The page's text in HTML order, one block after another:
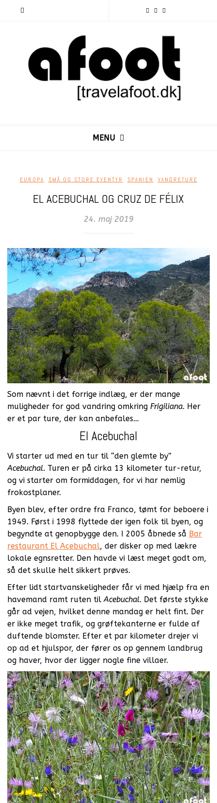
MENU
EUROPA SMÅ OG STORE EVENTYR SPANIEN VANDRETURE
EL ACEBUCHAL OG CRUZ DE FÉLIX
24. maj 2019
Som nævnt i det forrige indlæg, er der mange
muligheder for god vandring omkring Frigiliana. Her
er et par ture, der kan anbefales…
El Acebuchal
Vi starter ud med en tur til “den glemte by”
Acebuchal. Turen er på cirka 13 kilometer tur-retur,
og vi starter om formiddagen, for vi har nemlig
frokostplaner.
Byen blev, efter ordre fra Franco, tømt for beboere i
1949. Først i 1998 flyttede der igen folk til byen, og
begyndte at genopbygge den. I 2005 åbnede så Bar
restaurant El Acebuchal, der disker op med lækre
lokale egnsretter. Den havde vi læst meget godt om,
så det skulle helt sikkert prøves.
Efter lidt startvanskeligheder får vi med hjælp fra en
havemand ramt ruten tilAcebuchal. Det første stykke
går ad vejen, hvilket denne mandag er helt fint. Der
er ikke meget trafik, og grøftekanterne er fulde af
duftende blomster. Efter et par kilometer drejer vi
op ad et hjulspor, der fører os op gennem landbrug
og haver, hvor der ligger nogle fine villaer.